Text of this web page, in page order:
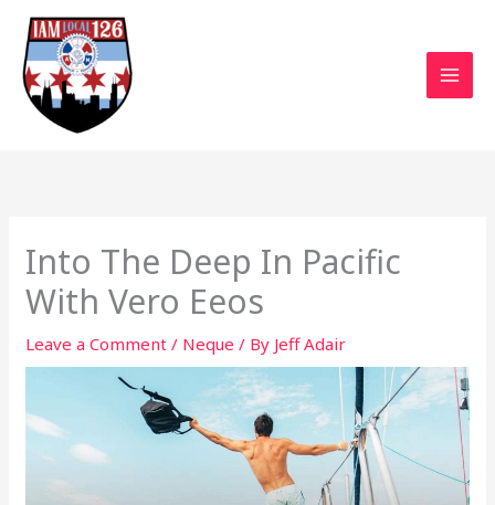
Skip
content
Into The Deep In Pacific
With Vero Eeos
Leave a Comment / Neque / By Jeff Adair